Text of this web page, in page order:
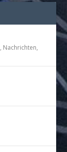
, Nachrichten,